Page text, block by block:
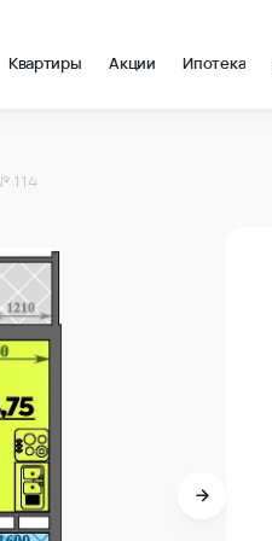
Квартиры Акции Ипотека
114